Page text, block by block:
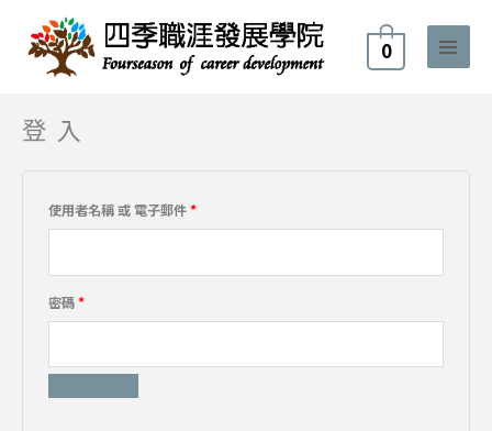
0
登入
使用者名稱 或 電子郵件*
密碼*